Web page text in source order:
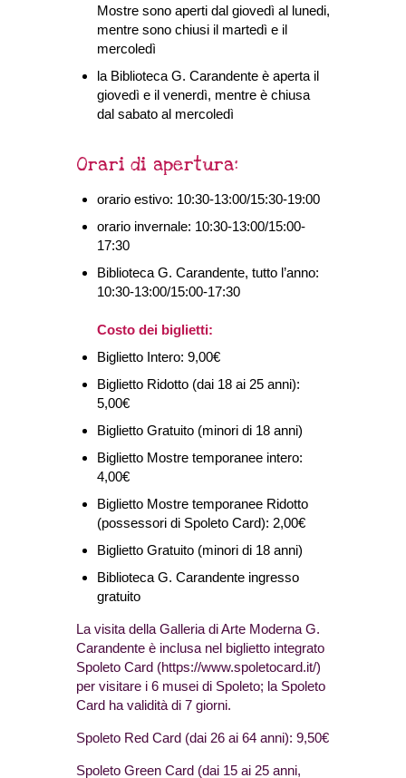
Mostre sono aperti dal giovedì al lunedi,
mentre sono chiusi il martedì e il
mercoledì
la Biblioteca G. Carandente è aperta il
giovedì e il venerdì, mentre è chiusa
dal sabato al mercoledì
Orari di apertura:
orario estivo: 10:30-13:00/15:30-19:00
orario invernale: 10:30-13:00/15:00-
17:30
Biblioteca G. Carandente, tutto l’anno:
10:30-13:00/15:00-17:30
Costo dei biglietti:
Biglietto Intero: 9,00€
Biglietto Ridotto (dai 18 ai 25 anni):
5,00€
Biglietto Gratuito (minori di 18 anni)
Biglietto Mostre temporanee intero:
4,00€
Biglietto Mostre temporanee Ridotto
(possessori di Spoleto Card): 2,00€
Biglietto Gratuito (minori di 18 anni)
Biblioteca G. Carandente ingresso
gratuito
La visita della Galleria di Arte Moderna G.
Carandente è inclusa nel biglietto integrato
Spoleto Card (https://www.spoletocard.it/)
per visitare i 6 musei di Spoleto; la Spoleto
Card ha validità di 7 giorni.
Spoleto Red Card (dai 26 ai 64 anni): 9,50€
Spoleto Green Card (dai 15 ai 25 anni,